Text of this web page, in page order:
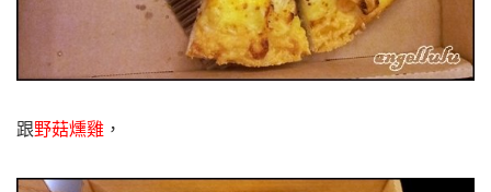
跟野菇燻雞 ，